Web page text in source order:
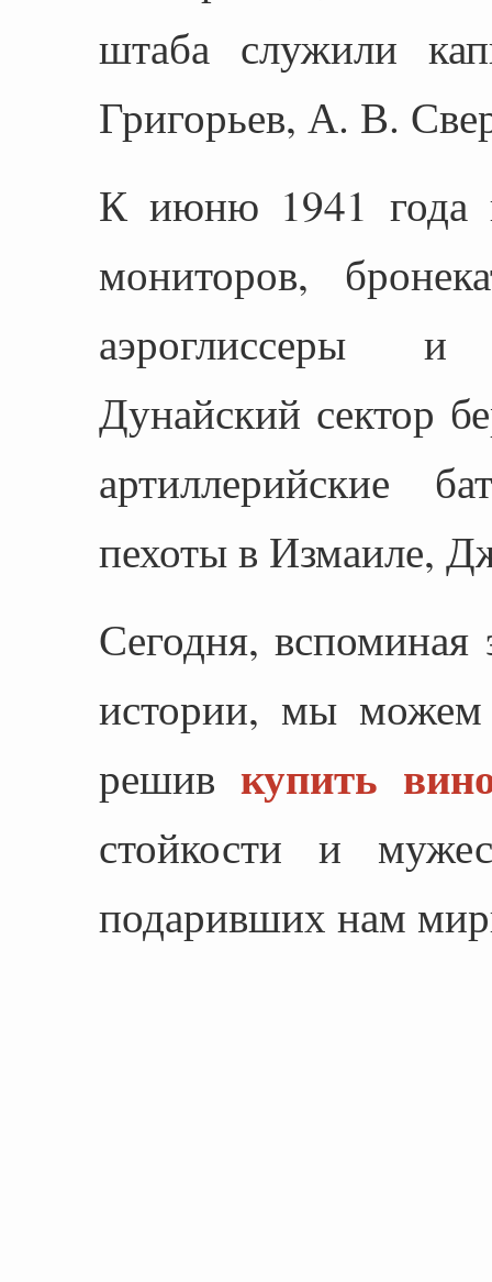
штаба служили
Григорьев, А. В.
К июню 1941 года
мониторов,
аэроглиссеры и
Дунайский сектор
артиллерийские
пехоты в Измаиле,
Сегодня, вспоминая
истории, мы можем
решив купить
стойкости и
подаривших нам